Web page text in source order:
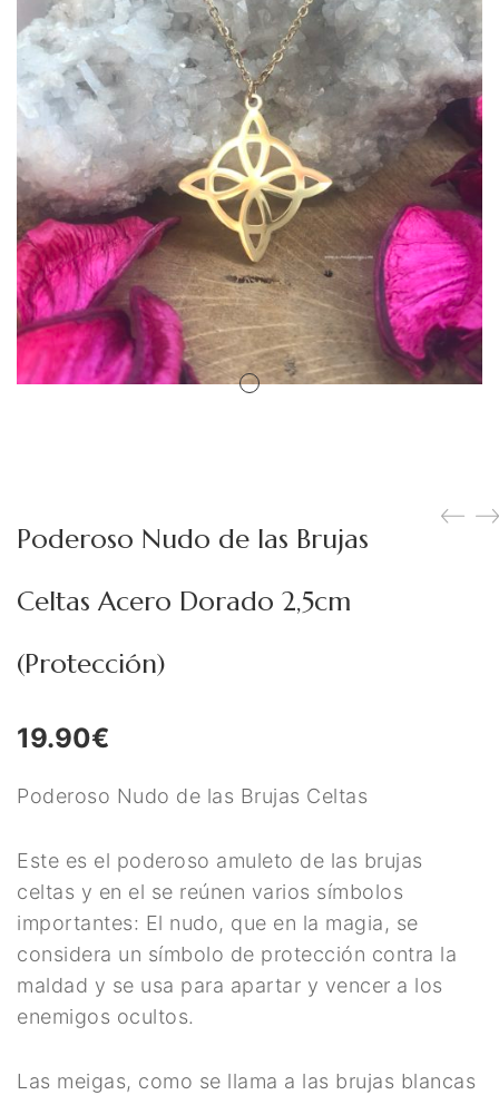
Amuletos Símbolos Celtas
Anillo Atlante
Aromaterapia
Atrapa sueños
Bolas de Cristal
Brujas de Artesanía
Cofre de los Deseos
Diosas Celtas
Duendes
Hadas
Inciensos Mágicos
Libros y Agendas
Llamadores de Angeles,
Llaveros Mágicos
Mano de Fátima y Ojo
Meditación
Poderoso Nudo de las Brujas
Celtas Acero Dorado 2,5cm
(Protección)
19.90€
Poderoso Nudo de las Brujas Celtas
Este es el poderoso amuleto de las brujas
celtas y en el se reúnen varios símbolos
importantes: El nudo, que en la magia, se
considera un símbolo de protección contra la
maldad y se usa para apartar y vencer a los
enemigos ocultos.
Las meigas, como se llama a las brujas blancas